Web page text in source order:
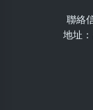
聯絡
地址